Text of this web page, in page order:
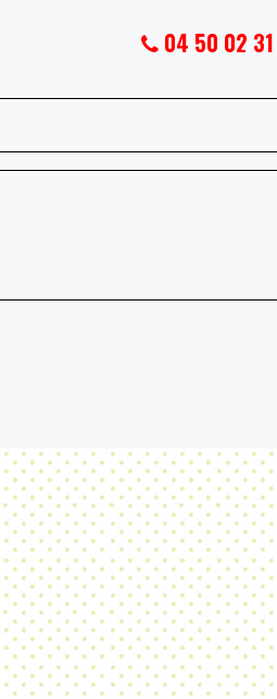
04 50 02